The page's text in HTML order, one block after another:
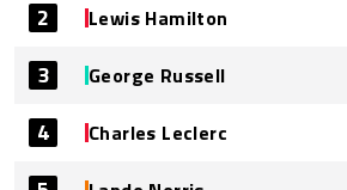
2 Lewis Hamilton
3 George Russell
4 Charles Leclerc